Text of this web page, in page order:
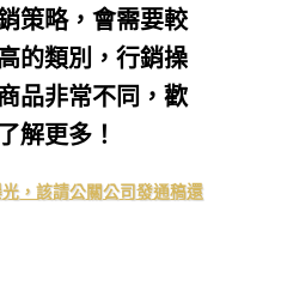
策略，會需要較
的類別，行銷操
品非常不同，歡
了解更多！
，該請公關公司發通稿還